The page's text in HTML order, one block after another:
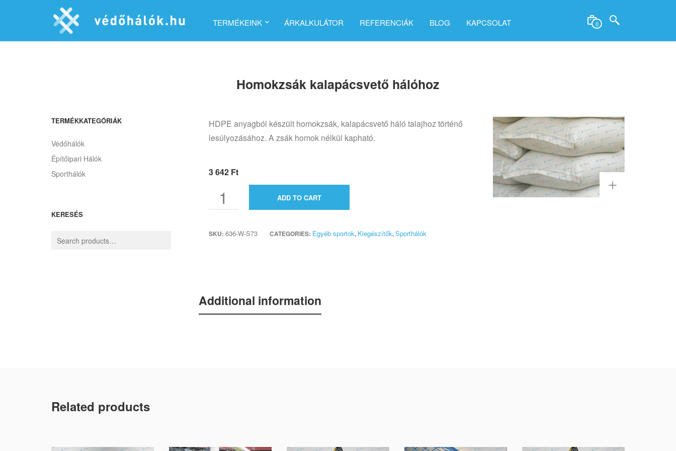
TERMÉKEINK ÁRKALKULÁTOR REFERENCIÁK BLOG KAPCSOLAT 0
Homokzsák kalapácsvető hálóhoz
TERMÉKKATEGÓRIÁK
Védőhálók
Építőipari Hálók
Sporthálók
KERESÉS
HDPE anyagból készült homokzsák, kalapácsvető háló talajhoz történő
lesúlyozásához. A zsák homok nélkül kapható.
3 642 Ft
ADD TO CART
SKU: 636-W-S73 CATEGORIES: Egyéb sportok, Kiegészítők,Sporthálók
Additional information
Related products